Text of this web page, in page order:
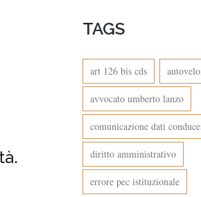
TAGS
art 126 bis cds
avvocato umberto lanzo
comunicazione dati
diritto amministrativo
errore pec istituzionale